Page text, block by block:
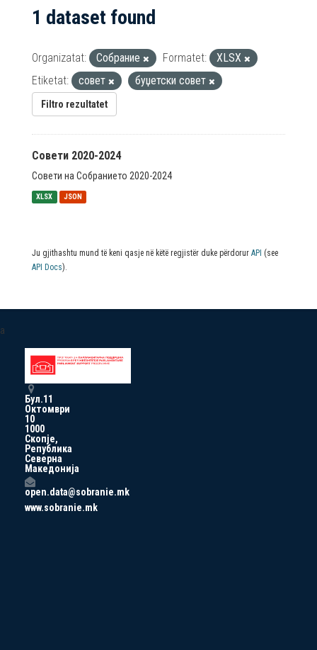
1 dataset found
Organizatat: Собрание Formatet:
XLSX
Etiketat:
совет буџетски совет
Filtro rezultatet
Совети 2020-2024
Совети на Собранието 2020-2024
XLSX JSON
Ju gjithashtu mund të keni qasje në këtë regjistër duke përdorur API (see
API Docs).
a
Бул.11
Октомври
10
1000
Скопје,
Република
Северна
Македонија
open.data@sobranie.mk
www.sobranie.mk